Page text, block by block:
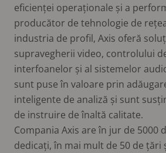
eficienței operaționale și a
producător de tehnologie de
industria de profil, Axis oferă
supravegherii video, controlului
interfoanelor și al sistemelor
sunt puse în valoare prin
inteligente de analiză și sunt
de instruire de înaltă calitate.
Compania Axis are în jur de 5000
dedicați, în mai mult de 50 de țări